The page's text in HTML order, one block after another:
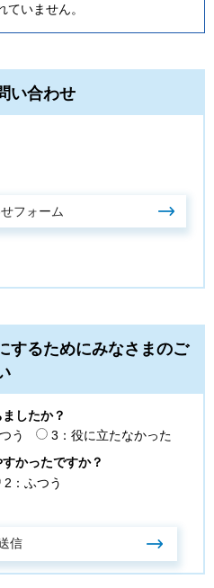
いません。
い合わせ
するためにみなさまのご
したか？
う
3：役に立たなかった
かったですか？
2：ふつう